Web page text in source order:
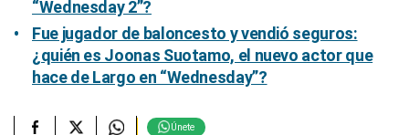
“Wednesday 2”?
Fue jugador de baloncesto y vendió seguros:
¿quién es Joonas Suotamo, el nuevo actor que
hace de Largo en “Wednesday”?
Únete